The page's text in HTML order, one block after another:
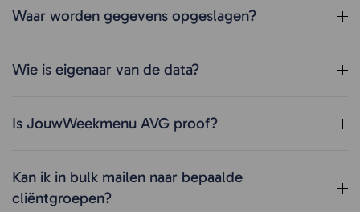
Waar worden gegevens opgeslagen?
Wie is eigenaar van de data?
Is JouwWeekmenu AVG proof?
Kan ik in bulk mailen naar bepaalde
cliëntgroepen?